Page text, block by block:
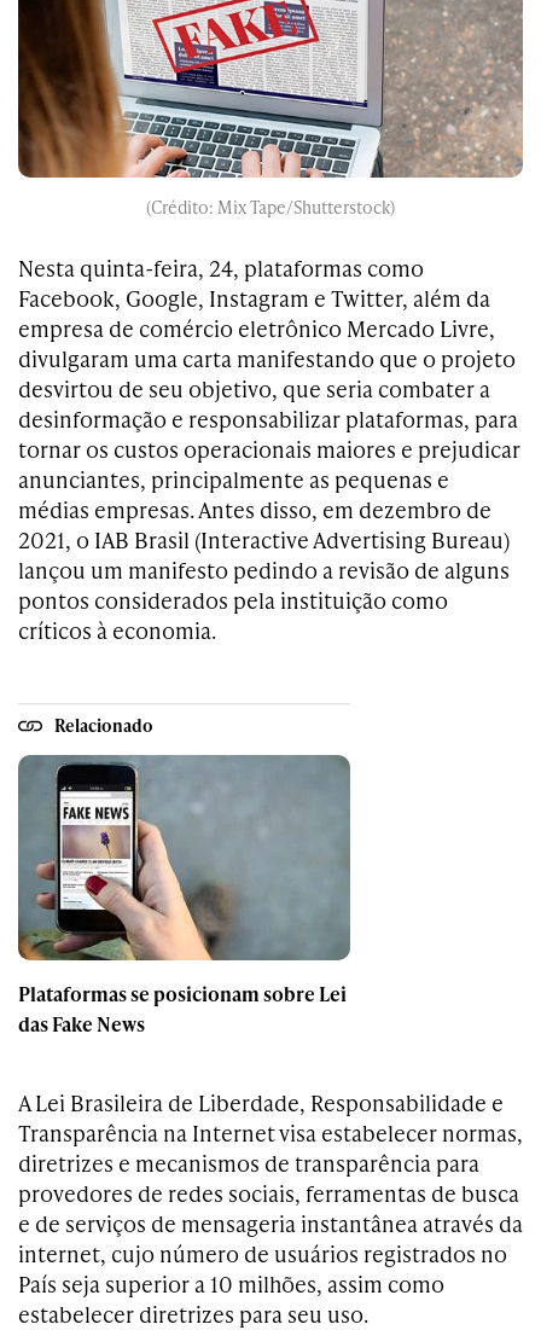
(Crédito: Mix Tape/Shutterstock)
Nesta quinta-feira, 24, plataformas como
Facebook, Google, Instagram e Twitter, além da
empresa de comércio eletrônico Mercado Livre,
divulgaram uma carta manifestando que o projeto
desvirtou de seu objetivo, que seria combater a
desinformação e responsabilizar plataformas, para
tornar os custos operacionais maiores e prejudicar
anunciantes, principalmente as pequenas e
médias empresas. Antes disso, em dezembro de
2021, o IAB Brasil (Interactive Advertising Bureau)
lançou um manifesto pedindo a revisão de alguns
pontos considerados pela instituição como
críticos à economia.
Relacionado
Plataformas se posicionam sobre Lei
das Fake News
A Lei Brasileira de Liberdade, Responsabilidade e
Transparência na Internet visa estabelecer normas,
diretrizes e mecanismos de transparência para
provedores de redes sociais, ferramentas de busca
e de serviços de mensageria instantânea através da
internet, cujo número de usuários registrados no
País seja superior a 10 milhões, assim como
estabelecer diretrizes para seu uso.